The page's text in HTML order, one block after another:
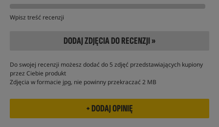
Wpisz treść recenzji
DODAJ ZDJĘCIA DO RECENZJI »
Do swojej recenzji możesz dodać do 5 zdjęć przedstawiających kupiony
przez Ciebie produkt
Zdjęcia w formacie jpg, nie powinny przekraczać 2 MB